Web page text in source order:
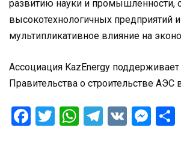
развитию науки и промышленности,
высокотехнологичных предприятий
мультипликативное влияние на
Ассоциация KazEnergy
Правительства о строительстве АЭС
Facebook
Twitter
WhatsApp
Telegram
VK